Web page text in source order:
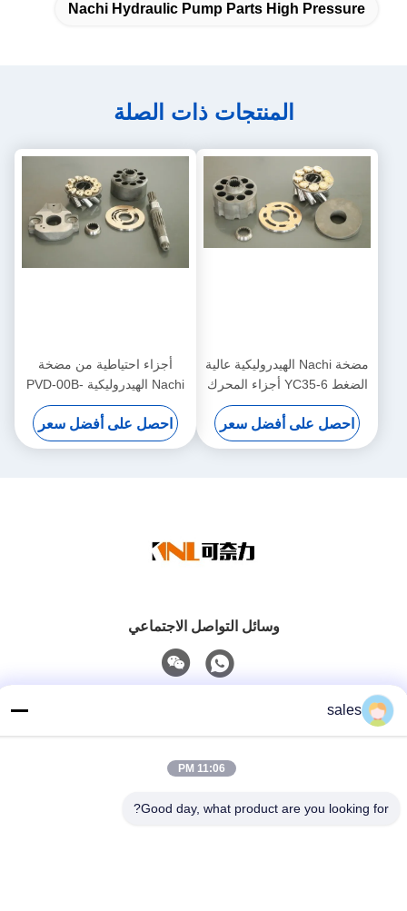
Nachi Hydraulic Pump Parts High Pressure
المنتجات ذات الصلة
مضخة Nachi الهيدروليكية عالية
الضغط YC35-6 أجزاء المحرك
المتحرك
احصل على أفضل سعر
أجزاء احتياطية من مضخة
Nachi الهيدروليكية PVD-00B-
14P PVD-00B-16P محفر
أجزاء إصلاح مضخة هيدروليكية
احصل على أفضل سعر
وسائل التواصل الاجتماعي
هاتف
86-139-01536676
البريد الإلكتروني
sales
11:06 PM
Good day, what product are you looking for?